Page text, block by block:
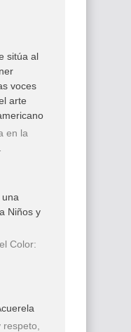
sitúa al
voces
arte
en la
Niños y
Color: